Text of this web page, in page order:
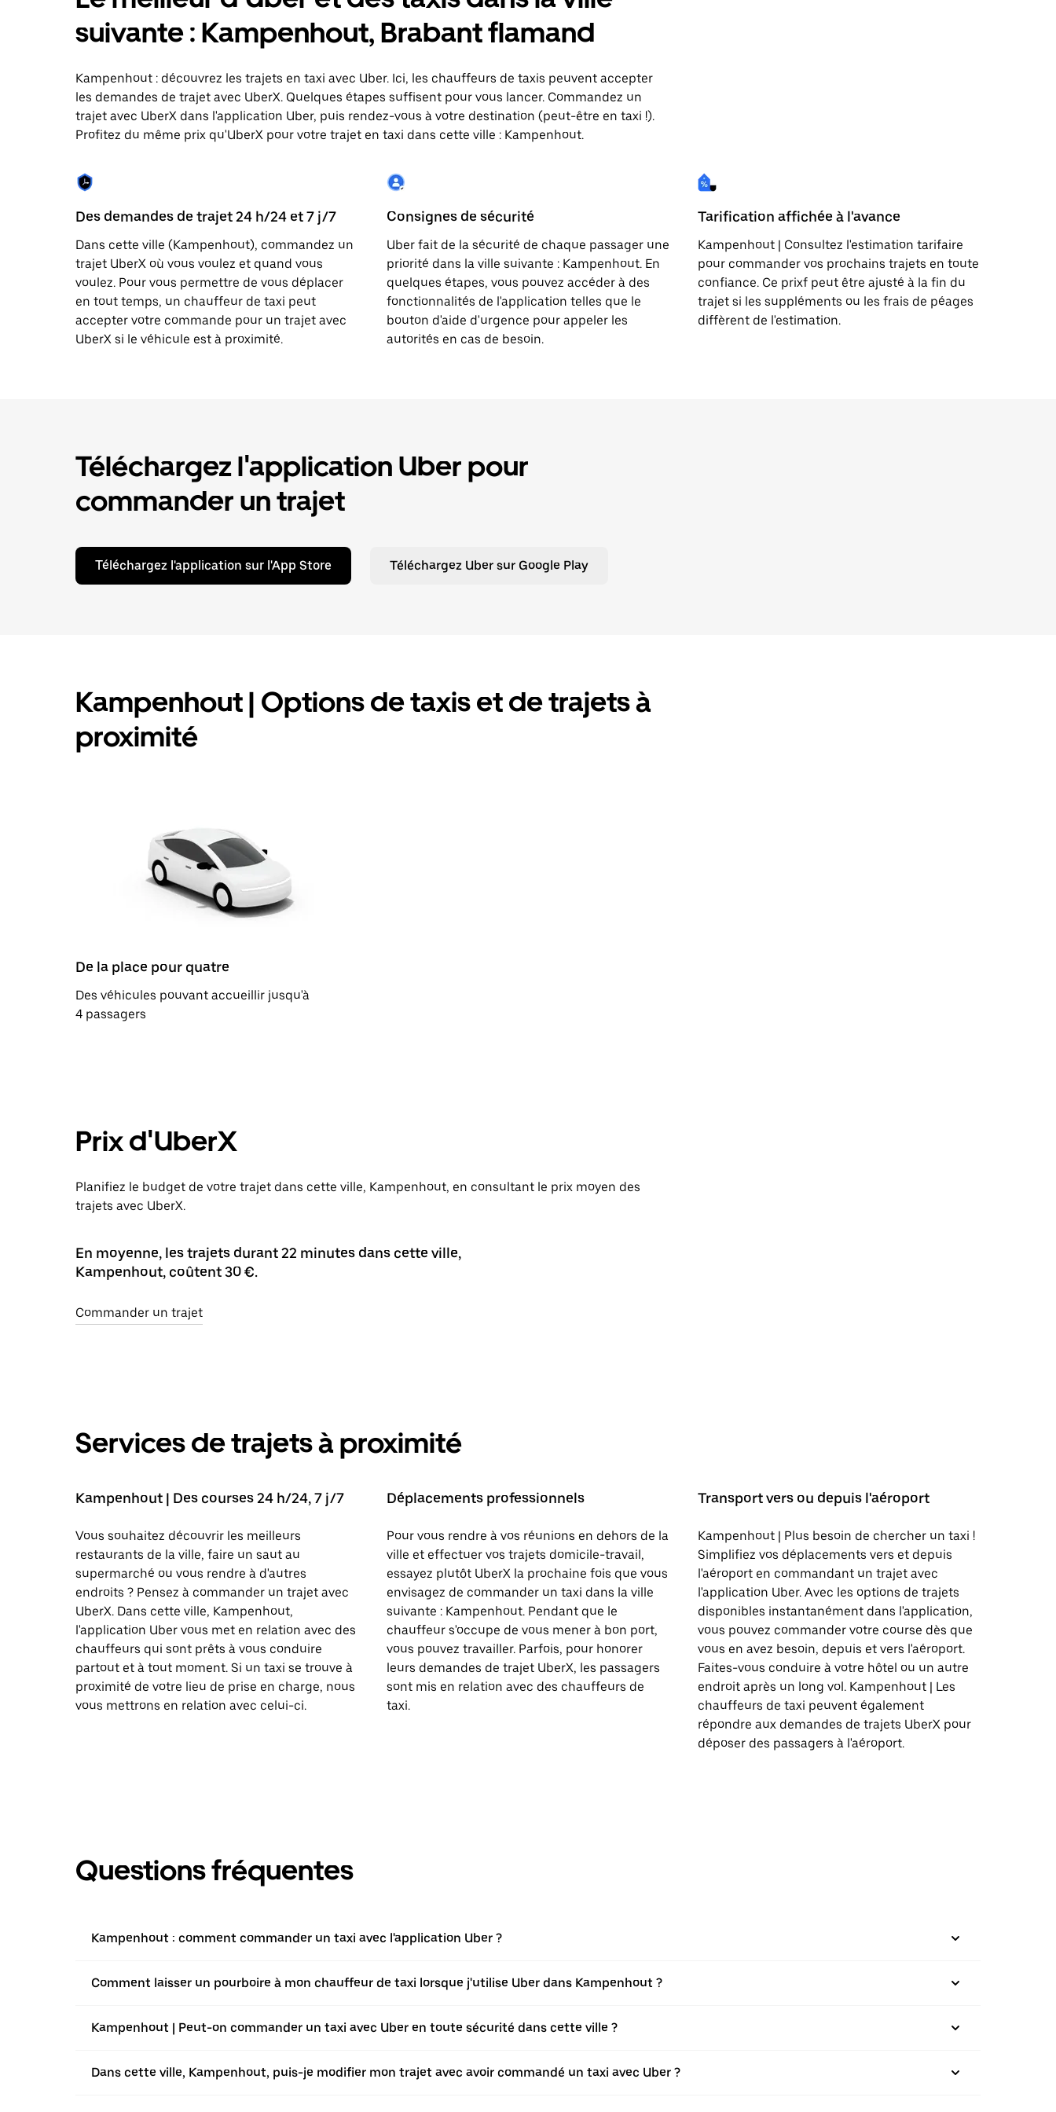
le
calendrier
et
date.
Appuyez
sur
la
touche
fermer
le
suivante : Kampenhout, Brabant flamand
Kampenhout : découvrez les trajets en taxi avec Uber. Ici, les chauffeurs de taxis peuvent accepter
les demandes de trajet avec UberX. Quelques étapes suffisent pour vous lancer. Commandez un
trajet avec UberX dans l'application Uber, puis rendez-vous à votre destination (peut-être en taxi !).
Profitez du même prix qu'UberX pour votre trajet en taxi dans cette ville : Kampenhout.
Des demandes de trajet 24 h/24 et 7 j/7
Dans cette ville (Kampenhout), commandez un
trajet UberX où vous voulez et quand vous
voulez. Pour vous permettre de vous déplacer
en tout temps, un chauffeur de taxi peut
accepter votre commande pour un trajet avec
UberX si le véhicule est à proximité.
Consignes de sécurité
Uber fait de la sécurité de chaque passager une
priorité dans la ville suivante : Kampenhout. En
quelques étapes, vous pouvez accéder à des
fonctionnalités de l'application telles que le
bouton d'aide d'urgence pour appeler les
autorités en cas de besoin.
Tarification affichée à l'avance
Kampenhout | Consultez l'estimation tarifaire
pour commander vos prochains trajets en toute
confiance. Ce prixf peut être ajusté à la fin du
trajet si les suppléments ou les frais de péages
diffèrent de l'estimation.
Téléchargez l'application Uber pour
commander un trajet
Téléchargez l'application sur l'App Store Téléchargez Uber sur Google Play
Kampenhout | Options de taxis et de trajets à
proximité
De la place pour quatre
Des véhicules pouvant accueillir jusqu'à
4 passagers
Prix d'UberX
Planifiez le budget de votre trajet dans cette ville, Kampenhout, en consultant le prix moyen des
trajets avec UberX.
En moyenne, les trajets durant 22 minutes dans cette ville,
Kampenhout, coûtent 30 €.
Commander un trajet
Services de trajets à proximité
Kampenhout | Des courses 24 h/24, 7 j/7
Vous souhaitez découvrir les meilleurs
restaurants de la ville, faire un saut au
supermarché ou vous rendre à d'autres
endroits ? Pensez à commander un trajet avec
UberX. Dans cette ville, Kampenhout,
l'application Uber vous met en relation avec des
chauffeurs qui sont prêts à vous conduire
partout et à tout moment. Si un taxi se trouve à
proximité de votre lieu de prise en charge, nous
vous mettrons en relation avec celui-ci.
Déplacements professionnels
Pour vous rendre à vos réunions en dehors de la
ville et effectuer vos trajets domicile-travail,
essayez plutôt UberX la prochaine fois que vous
envisagez de commander un taxi dans la ville
suivante : Kampenhout. Pendant que le
chauffeur s'occupe de vous mener à bon port,
vous pouvez travailler. Parfois, pour honorer
leurs demandes de trajet UberX, les passagers
sont mis en relation avec des chauffeurs de
taxi.
Transport vers ou depuis l'aéroport
Kampenhout | Plus besoin de chercher un taxi !
Simplifiez vos déplacements vers et depuis
l'aéroport en commandant un trajet avec
l'application Uber. Avec les options de trajets
disponibles instantanément dans l'application,
vous pouvez commander votre course dès que
vous en avez besoin, depuis et vers l'aéroport.
Faites-vous conduire à votre hôtel ou un autre
endroit après un long vol. Kampenhout | Les
chauffeurs de taxi peuvent également
répondre aux demandes de trajets UberX pour
déposer des passagers à l'aéroport.
Questions fréquentes
Kampenhout : comment commander un taxi avec l'application Uber ?
Comment laisser un pourboire à mon chauffeur de taxi lorsque j'utilise Uber dans Kampenhout ?
Kampenhout | Peut-on commander un taxi avec Uber en toute sécurité dans cette ville ?
Dans cette ville, Kampenhout, puis-je modifier mon trajet avec avoir commandé un taxi avec Uber ?